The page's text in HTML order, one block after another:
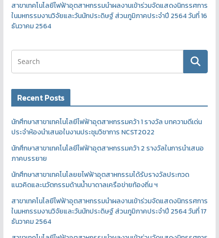
สาขาเทคโนโลยีไฟฟ้าอุตสาหกรรมนำผลงานเข้าร่วมจัดแสดงนิทรรศการ
ในมหกรรมงานวิจัยและวันนักประดิษฐ์ ส่วนภูมิภาคประจำปี 2564 วันที่ 16
ธันวาคม 2564
Recent Posts
นักศึกษาสาขาเทคโนโลยีไฟฟ้าอุตสาหกรรมคว้า 1 รางวัล บทความดีเด่น
ประจำห้องนำเสนอในงานประชุมวิชาการ NCST2022
นักศึกษาสาขาเทคโนโลยีไฟฟ้าอุตสาหกรรมคว้า 2 รางวัลในการนำเสนอ
ภาคบรรยาย
นักศึกษาสาขาเทคโนโลยยไฟฟ้าอุตสาหกรรมได้รับรางวัลประกวด
แนวคิดและนวัตกรรมด้านน้ำบาดาลเครือข่ายท้องถิ่น ฯ
สาขาเทคโนโลยีไฟฟ้าอุตสาหกรรมนำผลงานเข้าร่วมจัดแสดงนิทรรศการ
ในมหกรรมงานวิจัยและวันนักประดิษฐ์ ส่วนภูมิภาคประจำปี 2564 วันที่ 17
ธันวาคม 2564